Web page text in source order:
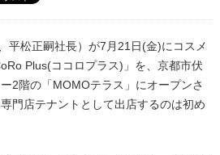
平松正嗣社長）が7月21日(金)にコスメ
Plus(ココロプラス)」を、京都市伏
2階の「MOMOテラス」にオープンさ
門店テナントとして出店するのは初め